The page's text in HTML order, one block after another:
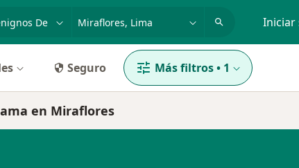
Iniciar
Seguro Más filtros• 1
en Miraflores